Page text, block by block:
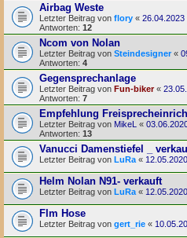
Airbag Weste
Letzter Beitrag von flory « 26.04.2023
Antworten: 12
Ncom von Nolan
Letzter Beitrag von Steindesigner «
Antworten: 4
Gegensprechanlage
Letzter Beitrag von Fun-biker«
Antworten: 7
Empfehlung
Letzter Beitrag von MikeL «
Antworten: 13
Vanucci Damenstiefel _
Letzter Beitrag von LuRa «
Helm Nolan N91- verkauft
Letzter Beitrag von LuRa «
Flm Hose
Letzter Beitrag von gert_rie «